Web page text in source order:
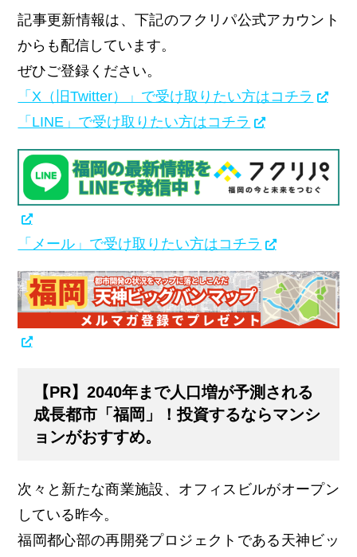
記事更新情報は、下記のフクリパ公式アカウント
からも配信しています。
ぜひご登録ください。
「X（旧Twitter）」で受け取りたい方はコチラ
「LINE」で受け取りたい方はコチラ
「メール」で受け取りたい方はコチラ
【PR】2040年まで人口増が予測される
成長都市「福岡」！投資するならマンシ
ョンがおすすめ。
次々と新たな商業施設、オフィスビルがオープン
している昨今。
福岡都心部の再開発プロジェクトである天神ビッ